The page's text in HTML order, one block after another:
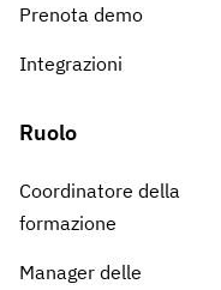
Prenota demo
Integrazioni
Ruolo
Coordinatore della
formazione
Manager delle